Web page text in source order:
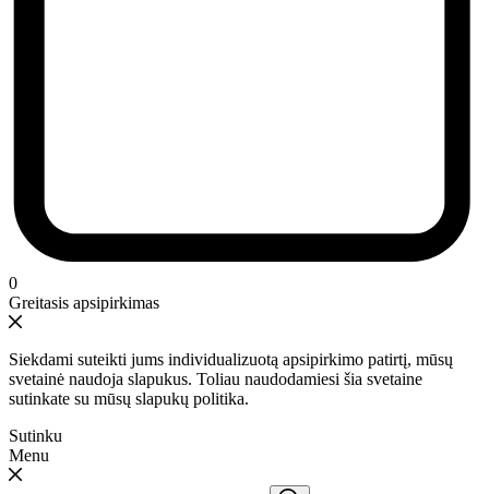
0
Greitasis apsipirkimas
Siekdami suteikti jums individualizuotą apsipirkimo patirtį, mūsų
svetainė naudoja slapukus. Toliau naudodamiesi šia svetaine
sutinkate su mūsų slapukų politika.
Sutinku
Menu